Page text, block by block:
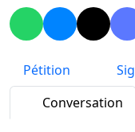
Pétition
Conversation